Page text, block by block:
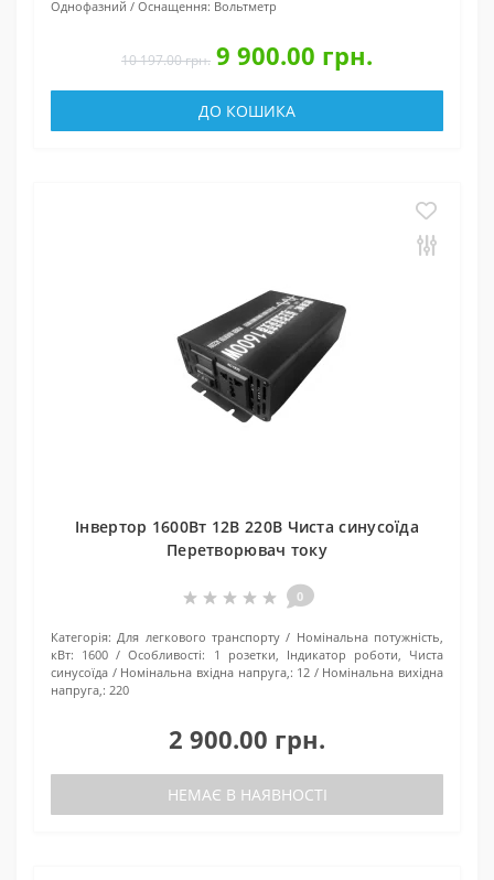
Однофазний
Оснащення: Вольтметр
10 197.00 грн. 9 900.00 грн.
ДО КОШИКА
Інвертор 1600Вт 12В 220В Чиста синусоїда
Перетворювач току
0
Категорія: Для легкового транспорту
Номінальна потужність,
кВт: 1600 Особливості:
1 розетки, Індикатор роботи, Чиста
синусоїда
Номінальна вхідна напруга,: 12
Номінальна вихідна
напруга,: 220
2 900.00 грн.
НЕМАЄ В НАЯВНОСТІ